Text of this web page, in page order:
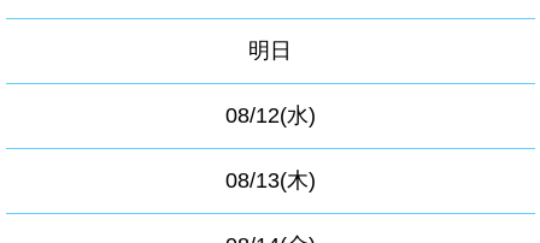
ぐに緊張もほぐれました。会話も楽しく、人柄の
何度も何度も跳ね返されてきた超予約困難の星野
さんとついにご対面。 ルックス、スタイル、気取
らない性格、全てパーフェクト。ハードルかなり
明日
08/12(水)
08/13(木)